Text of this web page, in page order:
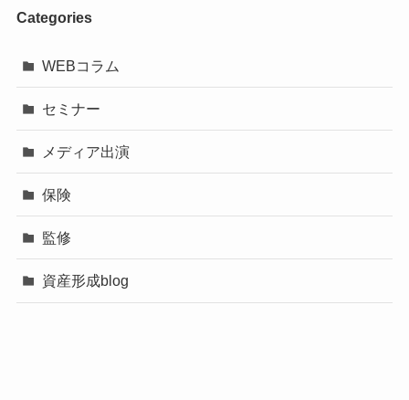
Categories
WEBコラム
セミナー
メディア出演
保険
監修
資産形成blog